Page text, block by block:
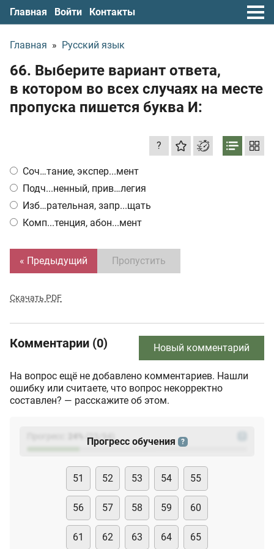
Главная Войти Контакты
Главная » Русский язык
66. Выберите вариант ответа,
в котором во всех случаях на месте
пропуска пишется буква И:
?
Соч…тание, экспер...мент
Подч...ненный, прив…легия
Изб…рательная, запр...щать
Комп...тенция, абон...мент
« Предыдущий Пропустить
Скачать PDF
Комментарии (0) Новый комментарий
На вопрос ещё не добавлено комментариев. Нашли
ошибку или считаете, что вопрос некорректно
составлен? — расскажите об этом.
(23
Прогресс обучения ?
51 52 53 54 55
56 57 58 59 60
61 62 63 64 65